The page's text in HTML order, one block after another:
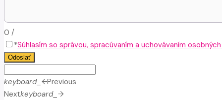
0 /
*Súhlasím so správou, spracúvaním a uchovávaním
Odoslať
keyboard_arrow_leftPrevious
Nextkeyboard_arrow_right